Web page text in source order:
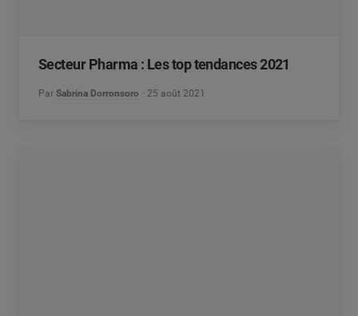
Secteur Pharma : Les top tendances 2021
Par Sabrina Dorronsoro 25 août 2021